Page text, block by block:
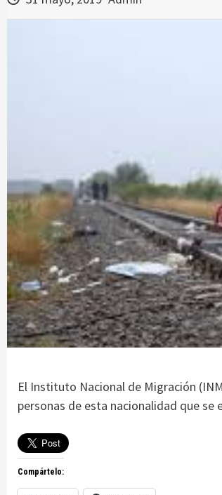
El Instituto Nacional de Migración
personas de esta nacionalidad que se
Compártelo: